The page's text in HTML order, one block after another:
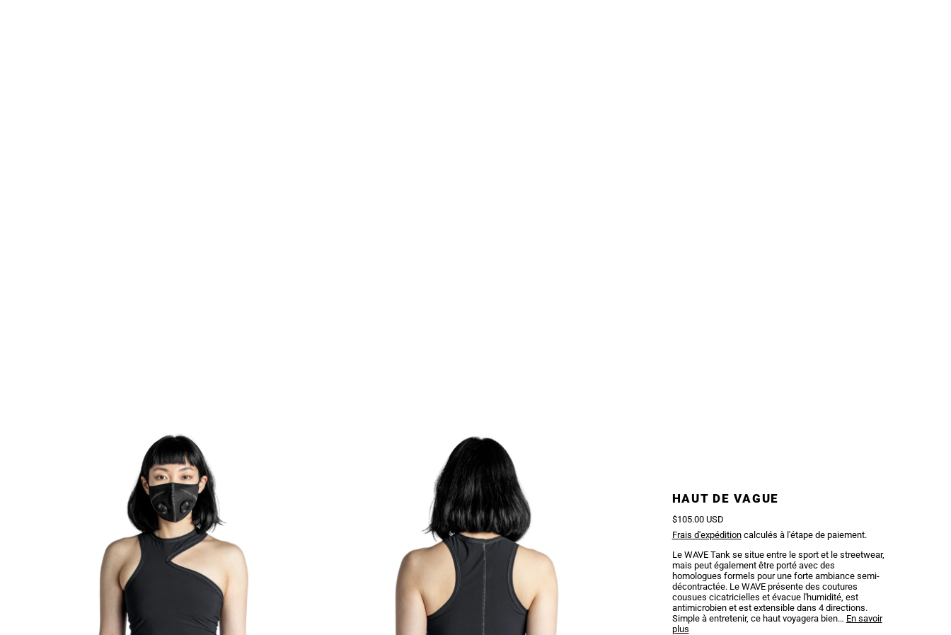
HAUT DE VAGUE
Prix régulier
$105.00 USD
Frais d'expéditioncalculés à l'étape de paiement.
Le WAVE Tank se situe entre le sport et le streetwear,
mais peut également être porté avec des
homologues formels pour une forte ambiance semi-
décontractée. Le WAVE présente des coutures
cousues cicatricielles et évacue l'humidité, est
antimicrobien et est extensible dans 4 directions.
Simple à entretenir, ce haut voyagera bien… En savoir
plus